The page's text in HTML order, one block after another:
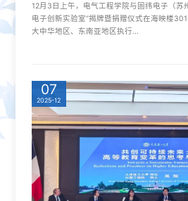
12月3日上午，电气工程学院与固纬电子（苏
电子创新实验室”揭牌暨捐赠仪式在海映楼
大中华地区、东南亚地区执行...
07
2025-12